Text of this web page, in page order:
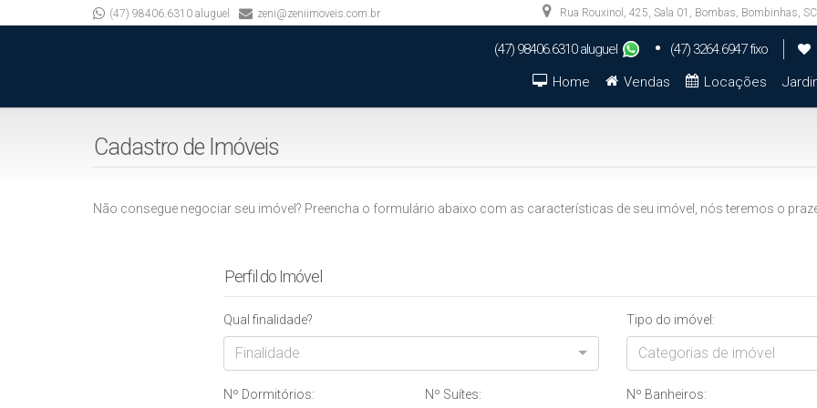
Rua Rouxinol , 425, Sala 01 , Bombas, Bombinhas, SC
(47) 98406.6310 aluguel zeni@zeniimoveis.com.br
(47) 98406.6310 aluguel
(47) 3264.6947 fixo
(47) 98879.0739 vendas
Locações
Vendas
Home
Cadastro de Imóveis
Não consegue negociar seu imóvel? Preencha o formulário abaixo com as características de seu imóvel, nós teremos o
Perfil do Imóvel
Qual finalidade?
Finalidade
Tipo do imóvel:
Categorias de imóvel
Nº Dormitórios: Nº Suítes: Nº Banheiros: